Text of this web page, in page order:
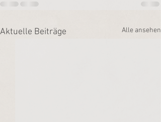
Aktuelle Beiträge Alle ansehen